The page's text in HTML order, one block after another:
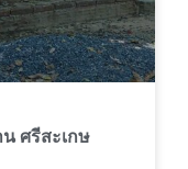
ศรีสะเกษ